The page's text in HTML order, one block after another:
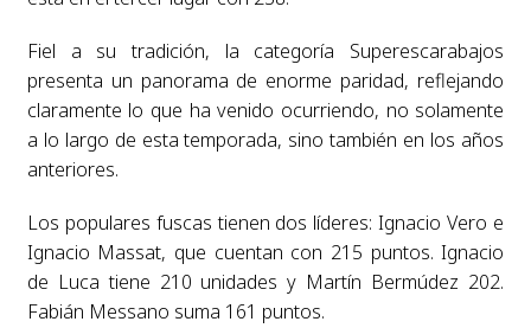
Fiel a su tradición, la categoría Superescarabajos
presenta un panorama de enorme paridad, reflejando
claramente lo que ha venido ocurriendo, no solamente
a lo largo de esta temporada, sino también en los años
anteriores.
Los populares fuscas tienen dos líderes: Ignacio Vero e
Ignacio Massat, que cuentan con 215 puntos. Ignacio
de Luca tiene 210 unidades y Martín Bermúdez 202.
Fabián Messano suma 161 puntos.